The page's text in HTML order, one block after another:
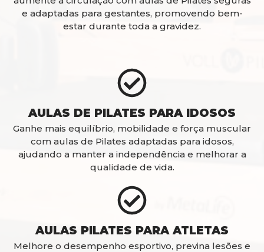
e adaptadas para gestantes, promovendo bem-
estar durante toda a gravidez.
AULAS DE PILATES PARA IDOSOS
Ganhe mais equilíbrio, mobilidade e força muscular
com aulas de Pilates adaptadas para idosos,
ajudando a manter a independência e melhorar a
qualidade de vida.
AULAS PILATES PARA ATLETAS
Melhore o desempenho esportivo, previna lesões e